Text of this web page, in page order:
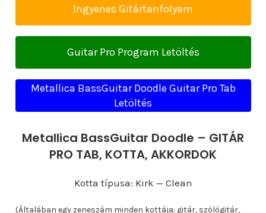
Ingyenes Gitártanfolyam
Guitar Pro Program Letöltés
Metallica BassGuitar Doodle Guitar Pro Tab
Letöltés
Metallica BassGuitar Doodle – GITÁR
PRO TAB, KOTTA, AKKORDOK
Kotta típusa: Kirk — Clean
(Általában egy zeneszám minden kottája: gitár, szólógitár,